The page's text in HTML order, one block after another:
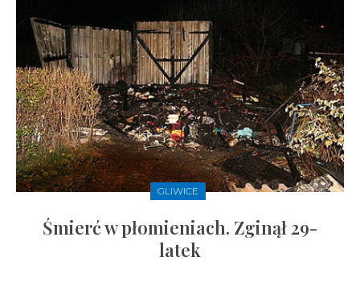
GLIWICE
Śmierć w płomieniach. Zginął 29-
latek